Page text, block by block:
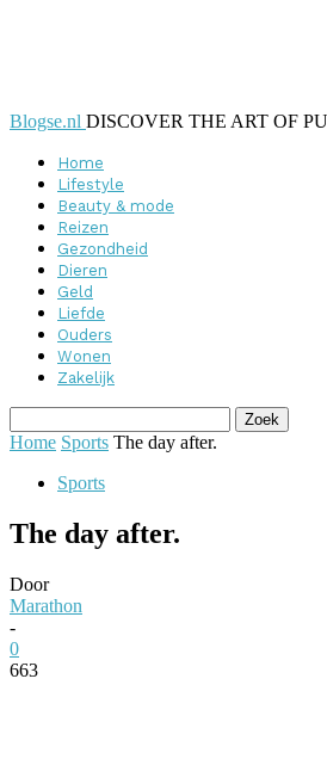
Blogse.nl DISCOVER THE ART OF
Home
Lifestyle
Beauty & mode
Reizen
Gezondheid
Dieren
Geld
Liefde
Ouders
Wonen
Zakelijk
Home Sports The day after.
Sports
The day after.
Door
Marathon
-
0
663